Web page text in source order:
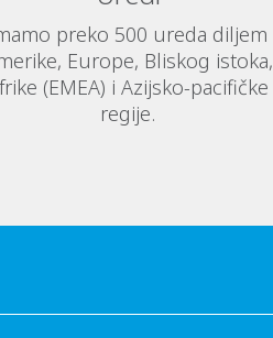
preko 500 ureda diljem
Europe, Bliskog istoka,
(EMEA) i Azijsko-pacifičke
regije.